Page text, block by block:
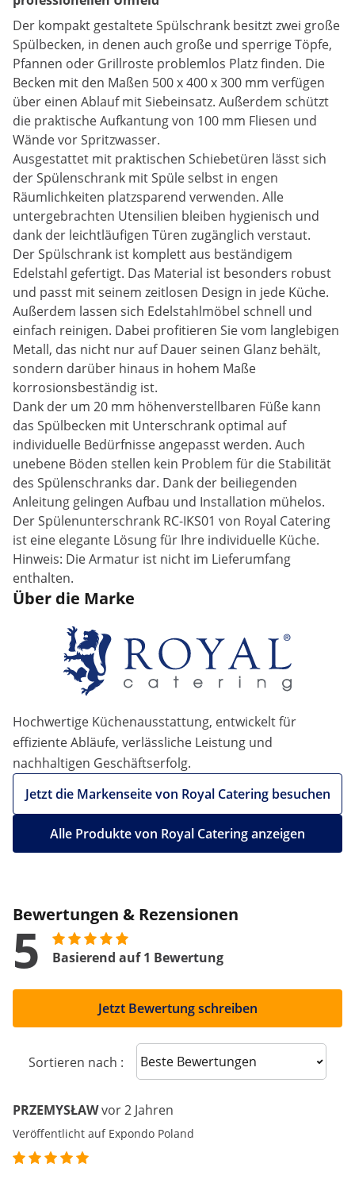
Der kompakt gestaltete Spülschrank besitzt zwei große
Spülbecken, in denen auch große und sperrige Töpfe,
Pfannen oder Grillroste problemlos Platz finden. Die
Becken mit den Maßen 500 x 400 x 300 mm verfügen
über einen Ablauf mit Siebeinsatz. Außerdem schützt
die praktische Aufkantung von 100 mm Fliesen und
Wände vor Spritzwasser.
Ausgestattet mit praktischen Schiebetüren lässt sich
der Spülenschrank mit Spüle selbst in engen
Räumlichkeiten platzsparend verwenden. Alle
untergebrachten Utensilien bleiben hygienisch und
dank der leichtläufigen Türen zugänglich verstaut.
Der Spülschrank ist komplett aus beständigem
Edelstahl gefertigt. Das Material ist besonders robust
und passt mit seinem zeitlosen Design in jede Küche.
Außerdem lassen sich Edelstahlmöbel schnell und
einfach reinigen. Dabei profitieren Sie vom langlebigen
Metall, das nicht nur auf Dauer seinen Glanz behält,
sondern darüber hinaus in hohem Maße
korrosionsbeständig ist.
Dank der um 20 mm höhenverstellbaren Füße kann
das Spülbecken mit Unterschrank optimal auf
individuelle Bedürfnisse angepasst werden. Auch
unebene Böden stellen kein Problem für die Stabilität
des Spülenschranks dar. Dank der beiliegenden
Anleitung gelingen Aufbau und Installation mühelos.
Der Spülenunterschrank RC-IKS01 von Royal Catering
ist eine elegante Lösung für Ihre individuelle Küche.
Hinweis: Die Armatur ist nicht im Lieferumfang
enthalten.
Über die Marke
Hochwertige Küchenausstattung, entwickelt für
effiziente Abläufe, verlässliche Leistung und
nachhaltigen Geschäftserfolg.
Jetzt die Markenseite von Royal Catering besuchen
Alle Produkte von Royal Catering anzeigen
Bewertungen & Rezensionen
5 Basierend auf 1 Bewertung
Jetzt Bewertung schreiben
Sortieren nach : Sort reviews
PRZEMYSŁAWvor 2 Jahren
Veröffentlicht auf Expondo Poland